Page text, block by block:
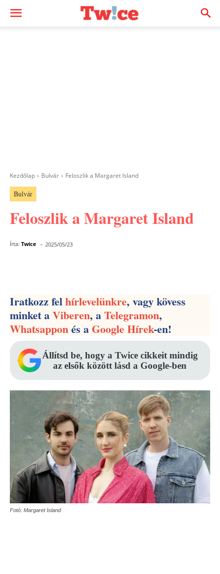
Kezdőlap Bulvár Feloszlik a Margaret Island
Bulvár
Feloszlik a Margaret Island
Írta: Twice - 2025/05/23
Iratkozz felhírlevelünkre, vagy kövess
minket aViberen, aTelegramon,
Whatsapponés aGoogle Hírek-en!
Állítsd be, hogy a Twice cikkeit mindig
az elsők között lásd a Google-ben
Fotó: Margaret Island